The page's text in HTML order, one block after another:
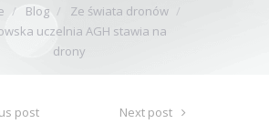
/ Blog / Ze świata dronów /
uczelnia AGH stawia na
drony
post Next post